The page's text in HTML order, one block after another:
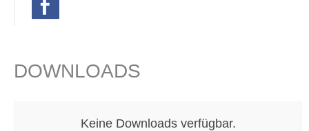
DOWNLOADS
Keine Downloads verfügbar.